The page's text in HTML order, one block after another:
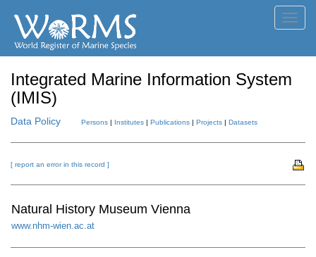
Integrated Marine Information System
(IMIS)
Data Policy Persons | Institutes | Publications | Projects | Datasets
[ report an error in this record ]
Natural History Museum Vienna
www.nhm-wien.ac.at